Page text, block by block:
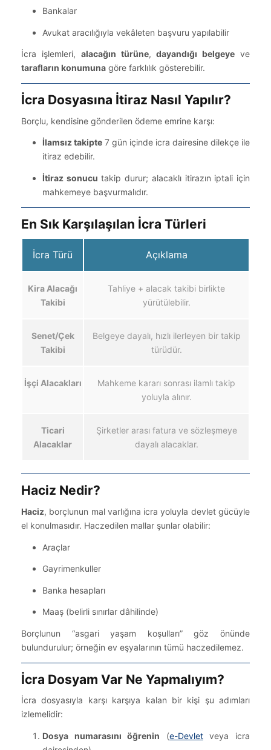
Bankalar
Avukat aracılığıyla vekâleten başvuru yapılabilir
İcra işlemleri, alacağın türüne,dayandığı belgeye ve
tarafların konumuna göre farklılık gösterebilir.
İcra Dosyasına İtiraz Nasıl Yapılır?
Borçlu, kendisine gönderilen ödeme emrine karşı:
İlamsız takipte 7 gün içinde icra dairesine dilekçe ile
itiraz edebilir.
İtiraz sonucu takip durur; alacaklı itirazın iptali için
mahkemeye başvurmalıdır.
En Sık Karşılaşılan İcra Türleri
İcra Türü Açıklama
Kira Alacağı
Takibi
Tahliye + alacak takibi birlikte
yürütülebilir.
Senet/Çek
Takibi
Belgeye dayalı, hızlı ilerleyen bir takip
türüdür.
İşçi Alacakları
Mahkeme kararı sonrası ilamlı takip
yoluyla alınır.
Ticari
Alacaklar
Şirketler arası fatura ve sözleşmeye
dayalı alacaklar.
Haciz Nedir?
Haciz, borçlunun mal varlığına icra yoluyla devlet gücüyle
el konulmasıdır. Haczedilen mallar şunlar olabilir:
Araçlar
Gayrimenkuller
Banka hesapları
Maaş (belirli sınırlar dâhilinde)
Borçlunun “asgari yaşam koşulları” göz önünde
bulundurulur; örneğin ev eşyalarının tümü haczedilemez.
İcra Dosyam Var Ne Yapmalıyım?
İcra dosyasıyla karşı karşıya kalan bir kişi şu adımları
izlemelidir:
Dosya numarasını öğrenin (e-Devletveya icra